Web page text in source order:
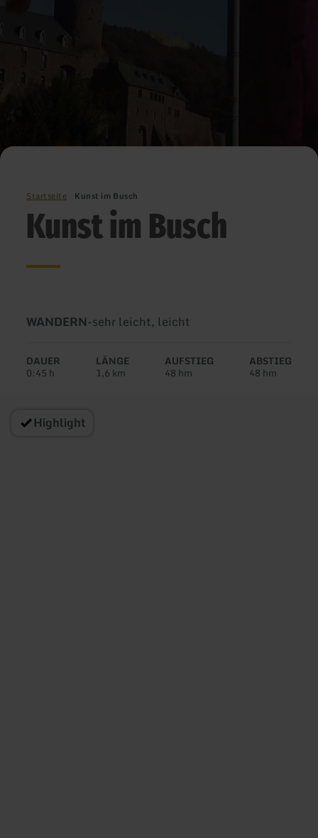
Startseite Kunst im Busch
Kunst im Busch
Art
Tour:
WANDERN-Schwierigkeit:
sehr leicht, leicht
DAUER
0:45 h
LÄNGE
1,6 km
AUFSTIEG
48 hm
ABSTIEG
48 hm
Highlight